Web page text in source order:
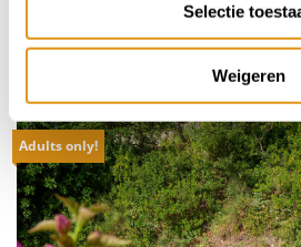
Selectie
Weigeren
Masseria Noto - Sicilië
Adults only!